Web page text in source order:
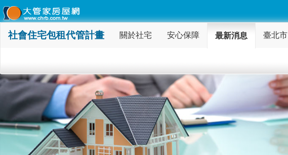
社會住宅包租代管計畫 關於社宅 (current)安心保障 最新消息 臺北市